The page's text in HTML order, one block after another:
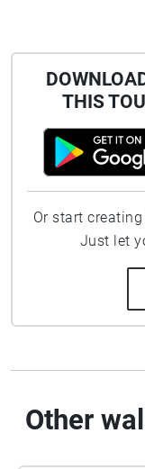
THIS
Or start
Just let
Other